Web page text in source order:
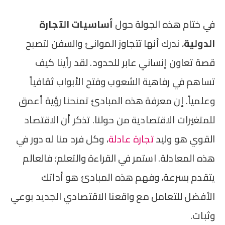
في ختام هذه الجولة حولأساسيات التجارة
الدولية، ندرك أنها تتجاوز الموانئ والسفن لتصبح
قصة تعاون إنساني عابر للحدود. لقد رأينا كيف
تساهم في رفاهية الشعوب وفتح الأبواب ثقافياً
وعلمياً. إن معرفة هذه المبادئ تمنحنا رؤية أعمق
للمتغيرات الاقتصادية من حولنا. تذكر أن الاقتصاد
القوي هو وليدتجارة عادلة، وكل فرد منا له دور في
هذه المعادلة. استمر في القراءة والتعلم؛ فالعالم
يتقدم بسرعة، وفهم هذه المبادئ هو أداتك
الأفضل للتعامل مع واقعنا الاقتصادي الجديد بوعي
وثبات.